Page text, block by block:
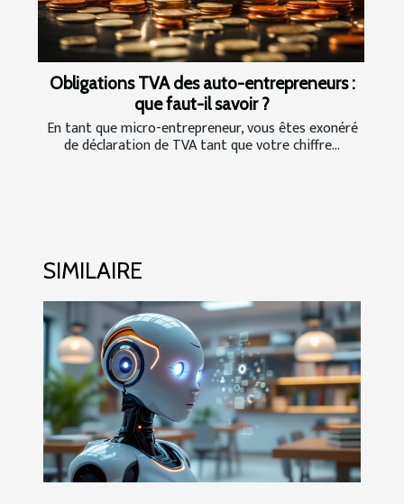
Obligations TVA des auto-entrepreneurs :
que faut-il savoir ?
En tant que micro-entrepreneur, vous êtes exonéré
de déclaration de TVA tant que votre chiffre...
SIMILAIRE